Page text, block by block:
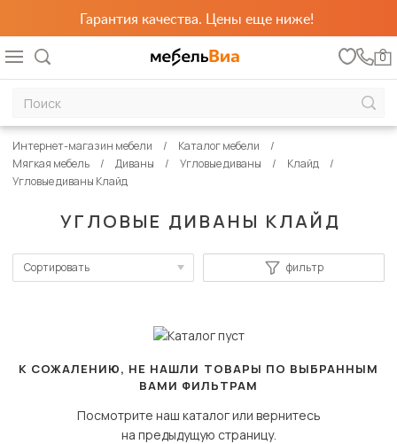
Гарантия качества. Цены еще ниже!
0
УГЛОВЫЕ ДИВАНЫ КЛАЙД
Интернет-магазин мебели
Каталог мебели
Мягкая мебель
Диваны Угловые диваны
Клайд
Угловые диваны Клайд
Сортировать
Сначала дешевые
фильтр
К СОЖАЛЕНИЮ, НЕ НАШЛИ ТОВАРЫ ПО ВЫБРАННЫМ
ВАМИ ФИЛЬТРАМ
Посмотрите наш каталог или вернитесь
на предыдущую страницу.